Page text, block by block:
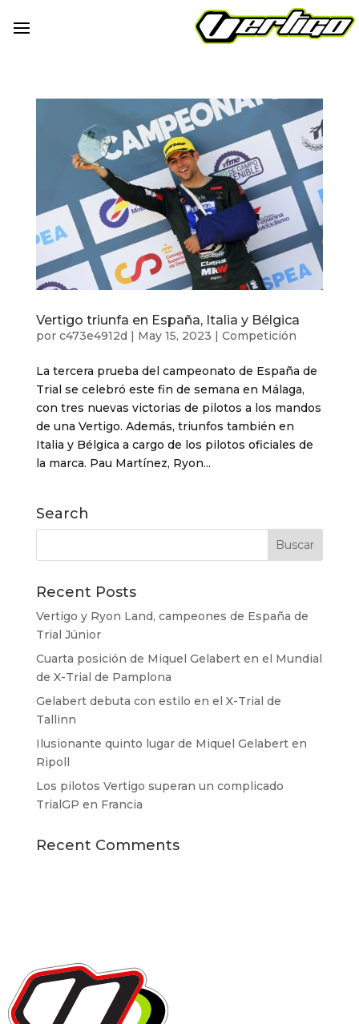
Vertigo triunfa en España, Italia y Bélgica
por c473e4912d | May 15, 2023 | Competición
La tercera prueba del campeonato de España de
Trial se celebró este fin de semana en Málaga,
con tres nuevas victorias de pilotos a los mandos
de una Vertigo. Además, triunfos también en
Italia y Bélgica a cargo de los pilotos oficiales de
la marca. Pau Martínez, Ryon...
Search
Recent Posts
Vertigo y Ryon Land, campeones de España de
Trial Júnior
Cuarta posición de Miquel Gelabert en el Mundial
de X-Trial de Pamplona
Gelabert debuta con estilo en el X-Trial de
Tallinn
Ilusionante quinto lugar de Miquel Gelabert en
Ripoll
Los pilotos Vertigo superan un complicado
TrialGP en Francia
Recent Comments